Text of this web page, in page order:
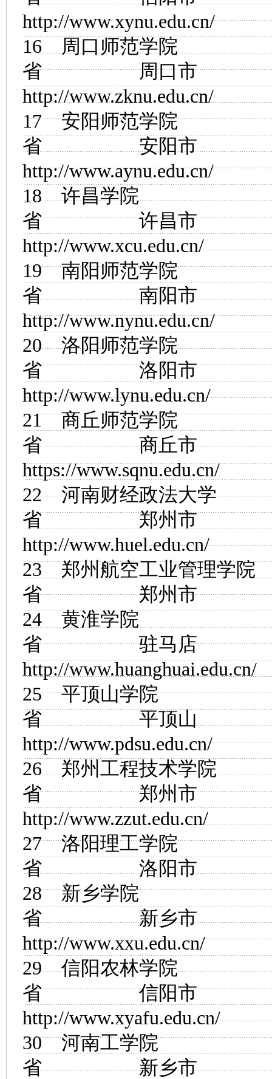
http://www.xynu.edu.cn/
16 周口师范学院
省 周口市
http://www.zknu.edu.cn/
17安阳师范学院
省 安阳市
http://www.aynu.edu.cn/
18许昌学院
省 许昌市
http://www.xcu.edu.cn/
19南阳师范学院
省 南阳市
http://www.nynu.edu.cn/
20洛阳师范学院
省 洛阳市
http://www.lynu.edu.cn/
21商丘师范学院
省 商丘市
https://www.sqnu.edu.cn/
22河南财经政法大学
省 郑州市
http://www.huel.edu.cn/
23 郑州航空工业管理学院
省 郑州市
24 黄淮学院
省 驻马店
http://www.huanghuai.edu.cn/
25平顶山学院
省 平顶山
http://www.pdsu.edu.cn/
26郑州工程技术学院
省 郑州市
http://www.zzut.edu.cn/
27洛阳理工学院
省 洛阳市
28新乡学院
省 新乡市
http://www.xxu.edu.cn/
29信阳农林学院
省 信阳市
http://www.xyafu.edu.cn/
30河南工学院
省 新乡市